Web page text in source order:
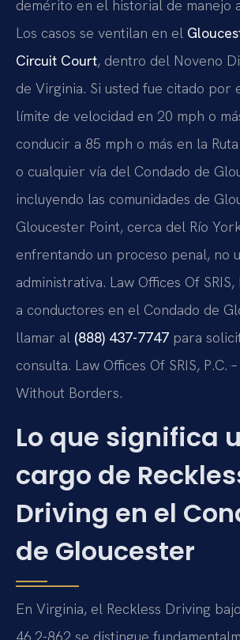
demérito en el historial de manejo
Los casos se ventilan en el
Circuit Court, dentro del Noveno
de Virginia. Si usted fue citado por
límite de velocidad en 20 mph o
conducir a 85 mph o más en la
o cualquier vía del Condado de
incluyendo las comunidades de
Gloucester Point, cerca del Río
enfrentando un proceso penal, no
administrativa. Law Offices Of
a conductores en el Condado de
llamar al (888) 437-7747 para
consulta. Law Offices Of SRIS, P.C.
Without Borders.
Lo que significa
cargo de
Driving en el
de Gloucester
En Virginia, el Reckless Driving
46.2-862 se distingue